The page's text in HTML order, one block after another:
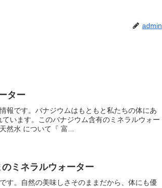
admin
ター
報です。バナジウムはもともと私たちの体にあ
います。このバナジウム含有のミネラルウォー
然水 について『 富...
ミネラルウォーター
す。自然の美味しさそのままだから、体にも優